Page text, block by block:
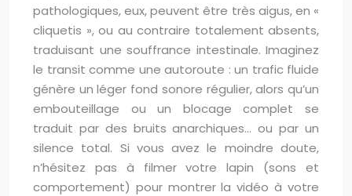
pathologiques, eux, peuvent être très aigus, en «
cliquetis », ou au contraire totalement absents,
traduisant une souffrance intestinale. Imaginez
le transit comme une autoroute : un trafic fluide
génère un léger fond sonore régulier, alors qu’un
embouteillage ou un blocage complet se
traduit par des bruits anarchiques… ou par un
silence total. Si vous avez le moindre doute,
n’hésitez pas à filmer votre lapin (sons et
comportement) pour montrer la vidéo à votre